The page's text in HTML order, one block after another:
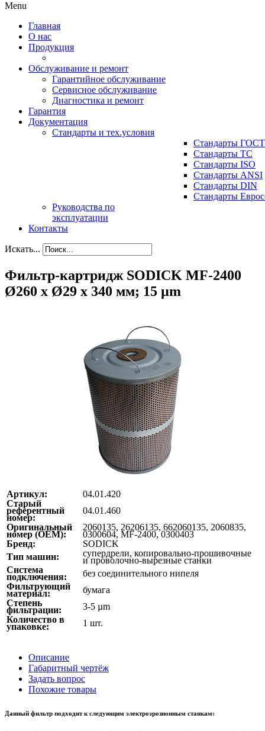
Menu
Главная
О нас
Продукция
Обслуживание и ремонт
Гарантийное обслуживание
Сервисное обслуживание
Диагностика и ремонт
Гарантия
Документация
Стандарты и тех.условия
Стандарты ГОСТ
Стандарты ТС
Стандарты ISO
Стандарты ANSI
Стандарты DIN
Стандарты
Руководства по
эксплуатации
Контакты
Искать...
Фильтр-картридж SODICK MF-2400
Ø260 x Ø29 x 340 мм; 15 µm
Артикул:
04.01.420
Старый
референтный
номер:
04.01.460
Оригинальный
номер (ОЕМ):
2060135, 26206135, 662060135, 2060835,
0300604, MF-2400, 0300403
Бренд:
SODICK
Тип машин:
супердрели, копировально-прошивочные
и проволочно-вырезные станки
Система
подключения:
без соединительного нипеля
Фильтрующий
материал:
бумага
Степень
фильтрации:
3-5 µm
Количество в
упаковке: 1 шт.
Описание
Габаритный чертёж
Задать вопрос
Похожие товары
Данный фильтр подходит к следующим электроэрозионным станкам: